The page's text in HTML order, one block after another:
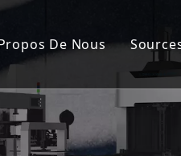
automatique
et de la boîte rigide
semi-automatique
vente
De Nous